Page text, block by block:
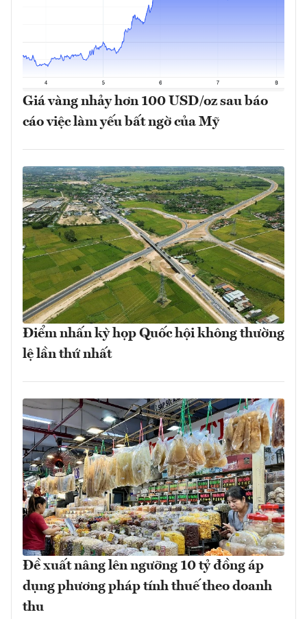
Giá vàng nhảy hơn 100 USD/oz sau báo
cáo việc làm yếu bất ngờ của Mỹ
Điểm nhấn kỳ họp Quốc hội không thường
lệ lần thứ nhất
Đề xuất nâng lên ngưỡng 10 tỷ đồng áp
dụng phương pháp tính thuế theo doanh
thu